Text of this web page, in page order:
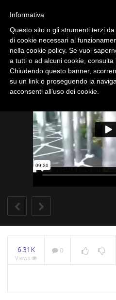
All
6.31K
Views
0
Informativa
Questo sito o gli strumenti terzi
di cookie necessari al
nella cookie policy. Se vuoi
a tutti o ad alcuni cookie, consulta
Chiudendo questo banner,
su un link o proseguendo la
acconsenti all’uso dei cookie.